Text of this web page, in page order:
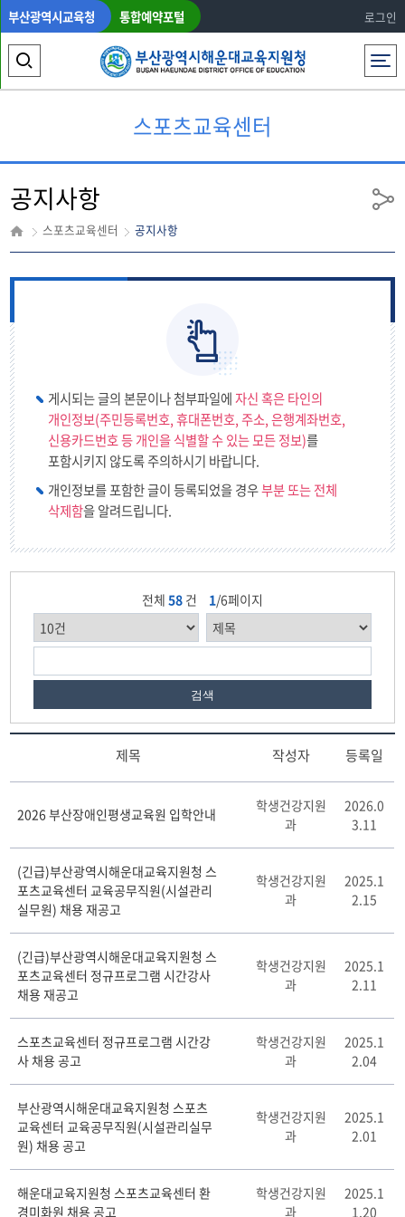
부산광역시교육청 통합예약포털 로그인
전체메뉴
색
역
열
기
스포츠교육센터
공지사항
스포츠교육센터 공지사항
공
게시되는 글의 본문이나 첨부파일에자신 혹은 타인의
개인정보(주민등록번호, 휴대폰번호, 주소, 은행계좌번호,
신용카드번호 등 개인을 식별할 수 있는 모든 정보)를
포함시키지 않도록 주의하시기 바랍니다.
개인정보를 포함한 글이 등록되었을 경우부분 또는 전체
삭제함을 알려드립니다.
전체 58 건 1/6페이지
검색
지
항
게
시
판
리
트
테
이
블
제목 작성자 등록일
2026 부산장애인평생교육원 입학안내
학생건강지원
과
2026.0
3.11
(긴급)부산광역시해운대교육지원청 스
포츠교육센터 교육공무직원(시설관리
실무원) 채용 재공고
학생건강지원
과
2025.1
2.15
(긴급)부산광역시해운대교육지원청 스
포츠교육센터 정규프로그램 시간강사
채용 재공고
학생건강지원
과
2025.1
2.11
스포츠교육센터 정규프로그램 시간강
사 채용 공고
학생건강지원
과
2025.1
2.04
부산광역시해운대교육지원청 스포츠
교육센터 교육공무직원(시설관리실무
원) 채용 공고
학생건강지원
과
2025.1
2.01
해운대교육지원청 스포츠교육센터 환
경미화원 채용 공고
학생건강지원
과
2025.1
1.20